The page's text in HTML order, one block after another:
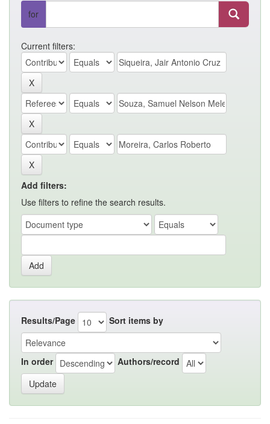
for
Current filters:
Add filters:
Use filters to refine the search results.
Results/Page Sort items by
In order Authors/record